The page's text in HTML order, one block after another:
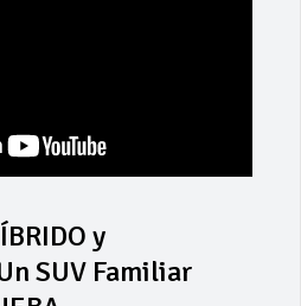
y
SUV Familiar